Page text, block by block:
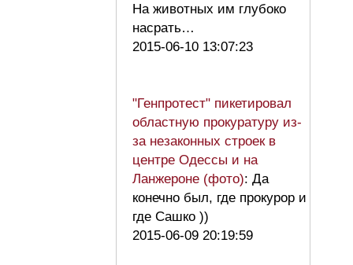
На животных им глубоко
насрать…
2015-06-10 13:07:23
"Генпротест" пикетировал
областную прокуратуру из-
за незаконных строек в
центре Одессы и на
Ланжероне (фото): Да
конечно был, где прокурор и
где Сашко ))
2015-06-09 20:19:59